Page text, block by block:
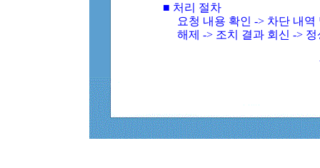
■ 처리 절차
요청 내용 확인 -> 차단 내
해제 -> 조치 결과 회신 ->